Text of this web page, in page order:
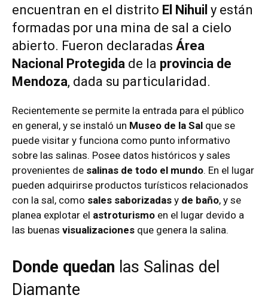
encuentran en el distrito El Nihuil y están
formadas por una mina de sal a cielo
abierto. Fueron declaradas Área
Nacional Protegida de la provincia de
Mendoza, dada su particularidad.
Recientemente se permite la entrada para el público
en general, y se instaló un Museo de la Sal que se
puede visitar y funciona como punto informativo
sobre las salinas. Posee datos históricos y sales
provenientes de salinas de todo el mundo. En el lugar
pueden adquirirse productos turísticos relacionados
con la sal, como sales saborizadas y de baño, y se
planea explotar el astroturismo en el lugar devido a
las buenas visualizaciones que genera la salina.
Donde quedan las Salinas del
Diamante